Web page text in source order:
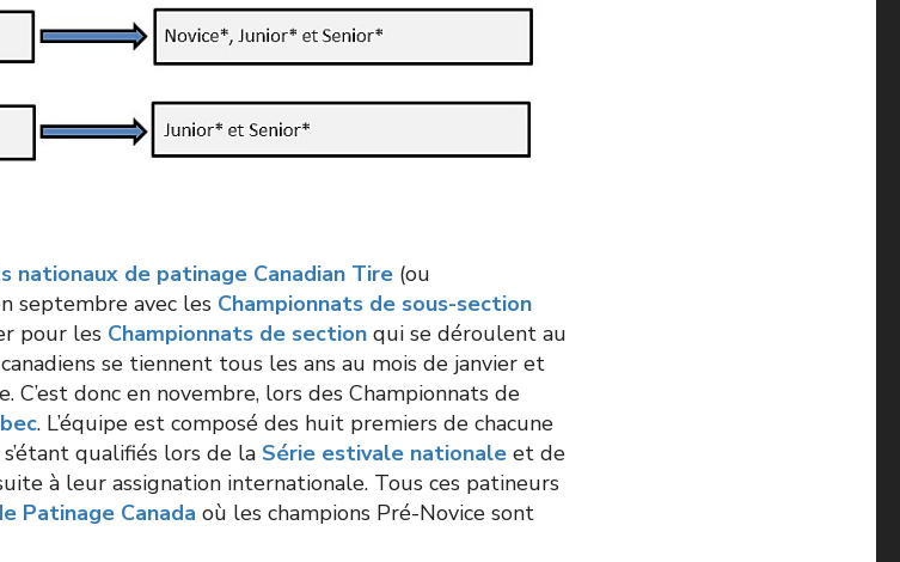
nationaux de patinage Canadian Tire (ou
septembre avec les Championnats de sous-section
pour les Championnats de section qui se déroulent au
se tiennent tous les ans au mois de janvier et
C’est donc en novembre, lors des Championnats de
. L’équipe est composé des huit premiers de chacune
qualifiés lors de la Série estivale nationale et de
à leur assignation internationale. Tous ces patineurs
Patinage Canada où les champions Pré-Novice sont